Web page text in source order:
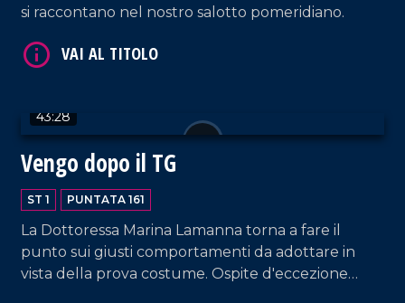
si raccontano nel nostro salotto pomeridiano.
43:28
Vengo dopo il TG
ST 1 PUNTATA 161
La Dottoressa Marina Lamanna torna a fare il
punto sui giusti comportamenti da adottare in
vista della prova costume. Ospite d'eccezione
VAI AL TITOLO
VAI AL TITOLO